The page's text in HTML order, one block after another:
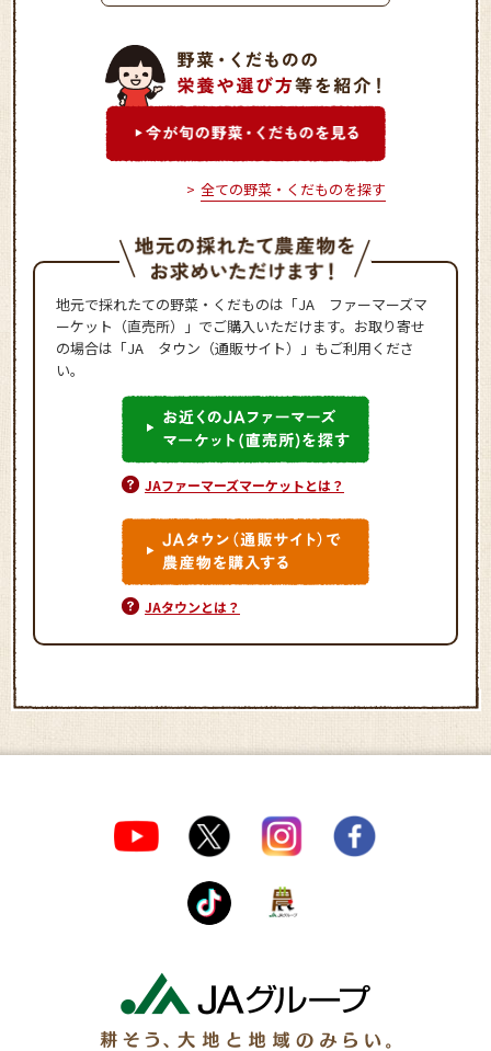
全ての野菜・くだものを探す
地元で採れたての野菜・くだものは「JA ファーマーズマ
ーケット（直売所）」でご購入いただけます。お取り寄せ
の場合は「JA タウン（通販サイト）」もご利用くださ
い。
JAファーマーズマーケットとは？
JAタウンとは？